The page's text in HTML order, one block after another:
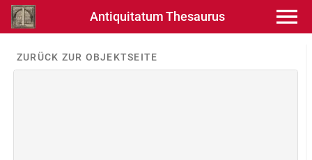
Antiquitatum Thesaurus
ZURÜCK ZUR OBJEKTSEITE